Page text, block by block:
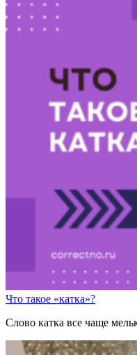
Что такое «катка»?
Cлово катка все чаще